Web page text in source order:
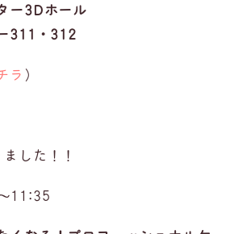
ー3Dホール
311・312
ラ ）
した！！
11:35